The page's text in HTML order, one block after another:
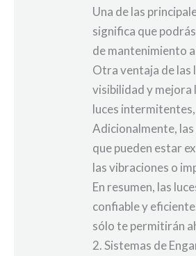
Una de las
significa que
de mantenimiento
Otra ventaja de las
visibilidad y mejora
luces
Adicionalmente,
que pueden estar
las vibraciones o
En resumen, las
confiable y
sólo te permitirán
2. Sistemas de